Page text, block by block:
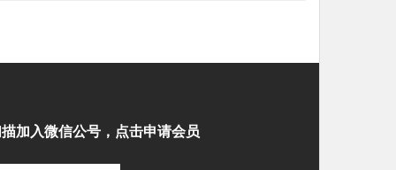
加入微信公号，点击申请会员